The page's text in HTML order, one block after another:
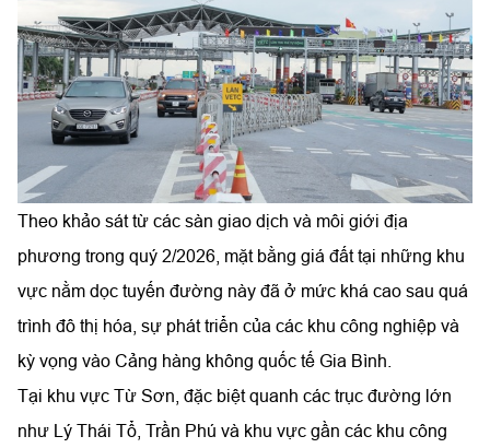
Theo khảo sát từ các sàn giao dịch và môi giới địa
phương trong quý 2/2026, mặt bằng giá đất tại những khu
vực nằm dọc tuyến đường này đã ở mức khá cao sau quá
trình đô thị hóa, sự phát triển của các khu công nghiệp và
kỳ vọng vào Cảng hàng không quốc tế Gia Bình.
Tại khu vực Từ Sơn, đặc biệt quanh các trục đường lớn
như Lý Thái Tổ, Trần Phú và khu vực gần các khu công